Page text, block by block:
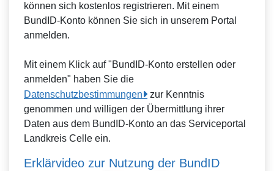
können sich kostenlos registrieren. Mit einem
BundID-Konto können Sie sich in unserem Portal
anmelden.
Mit einem Klick auf "BundID-Konto erstellen oder
anmelden" haben Sie die
Datenschutzbestimmungen
zur Kenntnis
genommen und willigen der Übermittlung ihrer
Daten aus dem BundID-Konto an das Serviceportal
Landkreis Celle ein.
Erklärvideo zur Nutzung der BundID